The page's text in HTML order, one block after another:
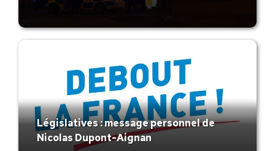
Législatives : message personnel de
Nicolas Dupont-Aignan